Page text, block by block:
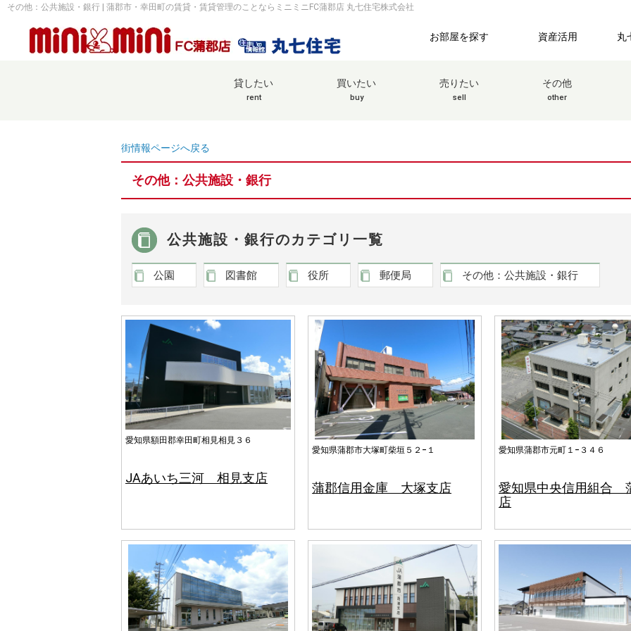
その他：公共施設・銀行 | 蒲郡市・幸田町の賃貸・賃貸管理のことならミニミニFC蒲郡店 丸七住宅株式会社
お部屋を探す 資産活用 丸
貸したい
rent
買いたい
buy
売りたい
sell
その他
other
街情報ページへ戻る
その他：公共施設・銀行
公共施設・銀行のカテゴリ一覧
公園 図書館 役所 郵便局 その他：公共施設・銀行
愛知県額田郡幸田町相見相見３６
JAあいち三河 相見支店
愛知県蒲郡市大塚町柴垣５２−１
蒲郡信用金庫 大塚支店
愛知県蒲郡市元町１−３４６
愛知県中央信用組合
店